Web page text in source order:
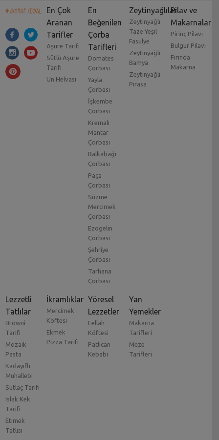
En Çok
Aranan
Tarifler
Aşure Tarifi
Sütlü Aşure
Tarifi
Un Helvası
En
Beğenilen
Çorba
Tarifleri
Domates
Çorbası
Yayla
Çorbası
İşkembe
Çorbası
Kremalı
Mantar
Çorbası
Balkabağı
Çorbası
Paça
Çorbası
Süzme
Mercimek
Çorbası
Ezogelin
Çorbası
Şehriye
Çorbası
Tarhana
Çorbası
Zeytinyağlılar
Zeytinyağlı
Taze Yeşil
Fasulye
Zeytinyağlı
Bamya
Zeytinyağlı
Pırasa
Pilav ve
Makarnalar
Pirinç Pilavı
Bulgur Pilavı
Fırında
Makarna
Lezzetli
Tatlılar
Browni
Tarifi
Mozaik
Pasta
Kadayıflı
Muhallebi
Sütlaç Tarifi
Islak Kek
Tarifi
Etimek
Tatlısı
İkramlıklar
Mercimek
Köftesi
Ekmek
Pizza Tarifi
Yöresel
Lezzetler
Fellah
Köftesi
Patlıcan
Kebabı
Yan
Yemekler
Makarna
Tarifleri
Meze
Tarifleri